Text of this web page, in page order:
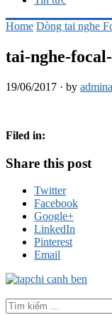
Home Dòng tai nghe
tai-nghe-
19/06/2017 · by
Filed in:
Share this post
Twitter
Facebook
Google+
LinkedIn
Pinterest
Email